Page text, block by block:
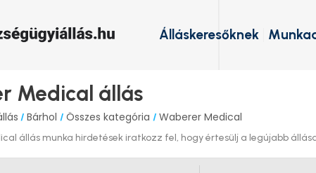
Álláskeresőknek
Medical állás
/ Bárhol / Összes kategória / Waberer Medical
állás munka hirdetések iratkozz fel, hogy értesülj a legújabb